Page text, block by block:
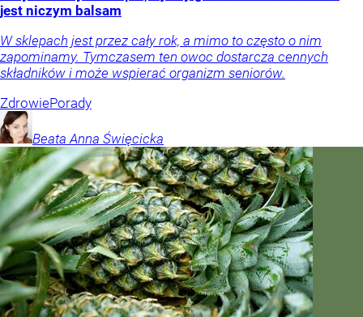
jest niczym balsam
W sklepach jest przez cały rok, a mimo to często o nim
zapominamy. Tymczasem ten owoc dostarcza cennych
składników i może wspierać organizm seniorów.
ZdrowiePorady
Beata Anna Święcicka